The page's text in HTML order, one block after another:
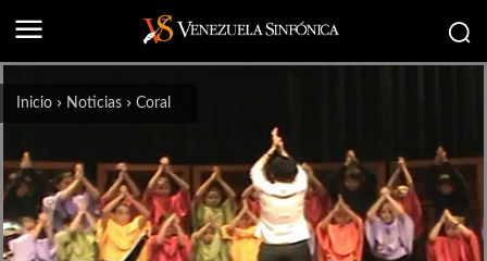
Inicio Noticias Coral